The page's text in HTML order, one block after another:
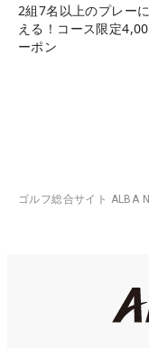
2組7名以上のプレー
える！コース限定
ーポン
ゴルフ総合サイト ALBA